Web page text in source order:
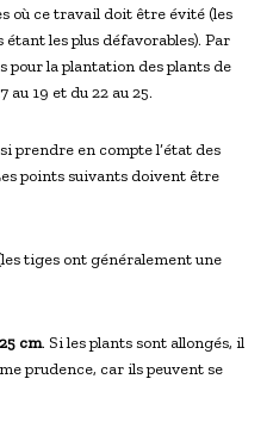
où ce travail doit être évité (les
étant les plus défavorables). Par
pour la plantation des plants de
19 et du 22 au 25.
prendre en compte l’état des
points suivants doivent être
tiges ont généralement une
cm. Si les plants sont allongés, il
prudence, car ils peuvent se